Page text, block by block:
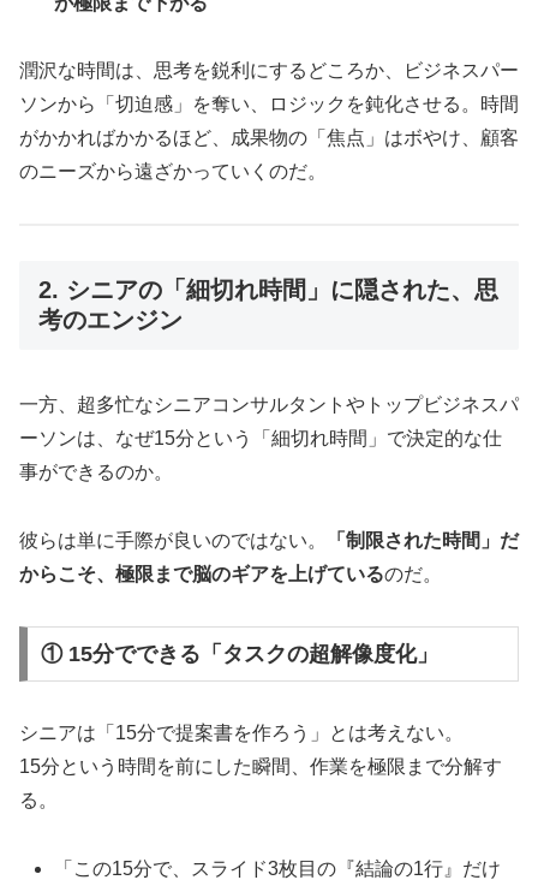
潤沢な時間は、思考を鋭利にするどころか、ビジネスパー
ソンから「切迫感」を奪い、ロジックを鈍化させる。時間
がかかればかかるほど、成果物の「焦点」はボやけ、顧客
のニーズから遠ざかっていくのだ。
2. シニアの「細切れ時間」に隠された、思
考のエンジン
一方、超多忙なシニアコンサルタントやトップビジネスパ
ーソンは、なぜ15分という「細切れ時間」で決定的な仕
事ができるのか。
彼らは単に手際が良いのではない。
「制限された時間」だ
からこそ、極限まで脳のギアを上げているのだ。
① 15分でできる「タスクの超解像度化」
シニアは「15分で提案書を作ろう」とは考えない。
15分という時間を前にした瞬間、作業を極限まで分解す
る。
「この15分で、スライド3枚目の『結論の1行』だけ